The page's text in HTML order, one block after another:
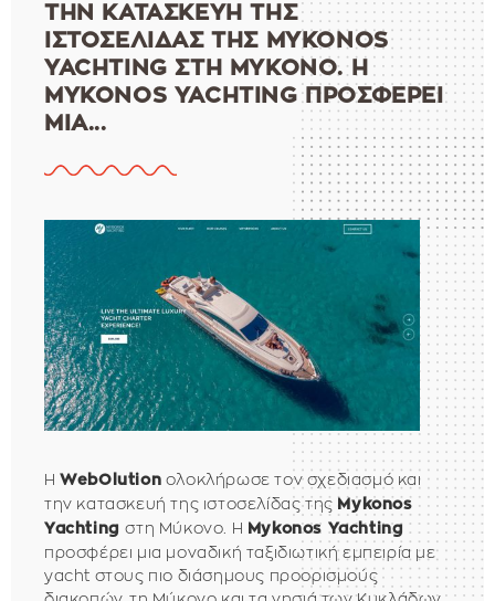
ΤΗΝ ΚΑΤΑΣΚΕΥΗ ΤΗΣ
ΙΣΤΟΣΕΛΙΔΑΣ ΤΗΣ MYKONOS
YACHTING ΣΤΗ ΜΥΚΟΝΟ. Η
MYKONOS YACHTING ΠΡΟΣΦΕΡΕΙ
ΜΙΑ...
ΗWebOlution ολοκλήρωσε τον σχεδιασμό και
την κατασκευή της ιστοσελίδας της Mykonos
Yachtingστη Μύκονο. Η Mykonos Yachting
προσφέρει μια μοναδική ταξιδιωτική εμπειρία με
yacht στους πιο διάσημους προορισμούς